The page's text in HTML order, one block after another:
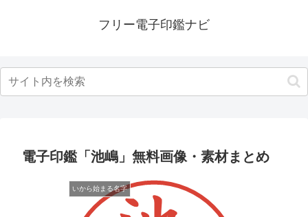
フリー電子印鑑ナビ
電子印鑑「池嶋」無料画像・素材まとめ
いから始まる名字